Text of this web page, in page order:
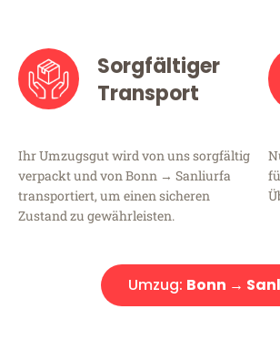
Sorgfältiger
Transport
Ihr Umzugsgut wird von uns sorgfältig
verpackt und von Bonn → Sanliurfa
transportiert, um einen sicheren
Zustand zu gewährleisten.
Umzug: Bonn →